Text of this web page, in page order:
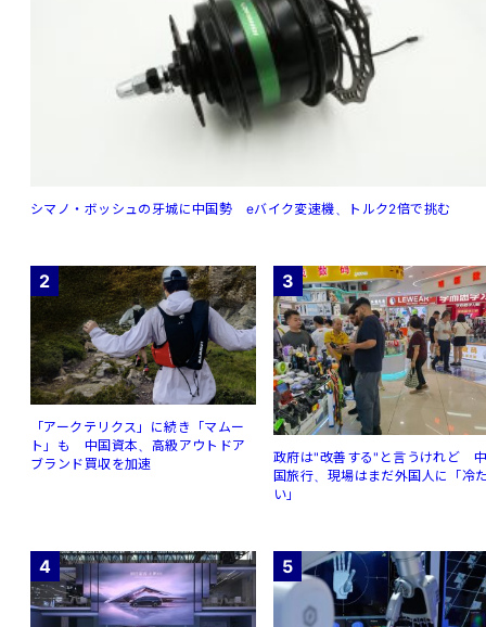
シマノ・ボッシュの牙城に中国勢 eバイク変速機、トルク2倍で挑む
2
「アークテリクス」に続き「マムー
ト」も 中国資本、高級アウトドア
ブランド買収を加速
3
政府は"改善する"と言うけれど
国旅行、現場はまだ外国人に「冷
い」
4 5